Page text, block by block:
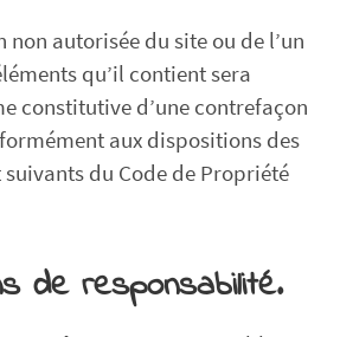
autorisée du site ou de l’un
qu’il contient sera
constitutive d’une contrefaçon
aux dispositions des
suivants du Code de Propriété
de responsabilité.